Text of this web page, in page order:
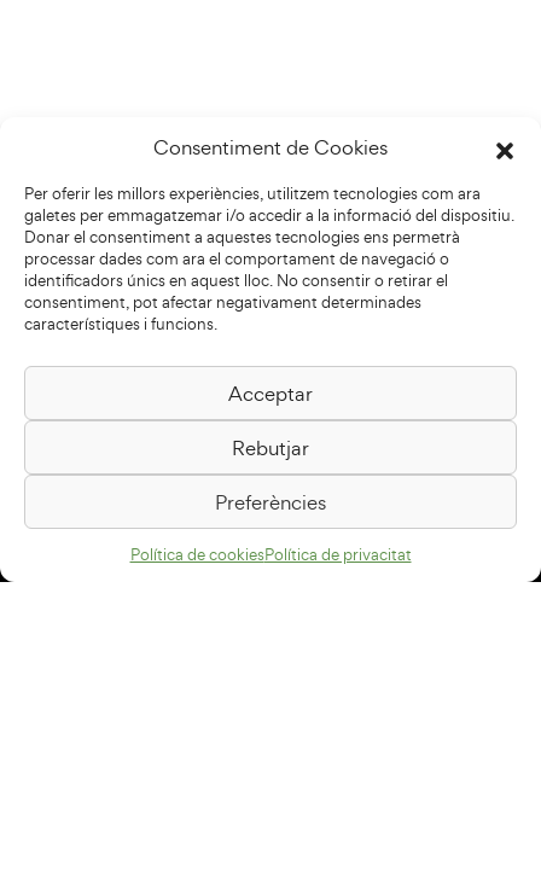
Consentiment de Cookies
Per oferir les millors experiències, utilitzem tecnologies com ara
galetes per emmagatzemar i/o accedir a la informació del dispositiu.
Donar el consentiment a aquestes tecnologies ens permetrà
processar dades com ara el comportament de navegació o
identificadors únics en aquest lloc. No consentir o retirar el
consentiment, pot afectar negativament determinades
característiques i funcions.
Acceptar
Rebutjar
Preferències
Política de cookiesPolítica de privacitat
Biblioteca Pilarin Bayés
Passeig de la Generalitat, 1
08500 Vic